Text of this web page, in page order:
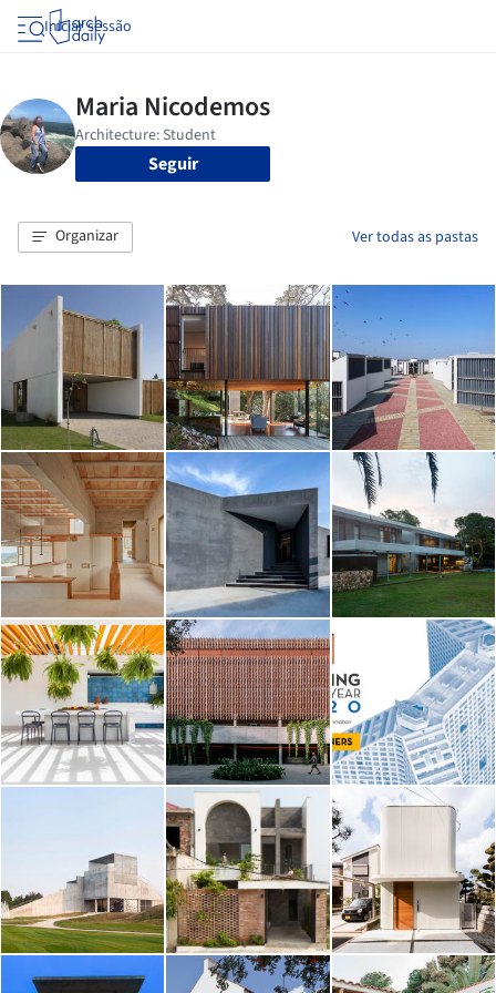
Iniciar sessão
Seguir
Organizar Ver todas as pastas